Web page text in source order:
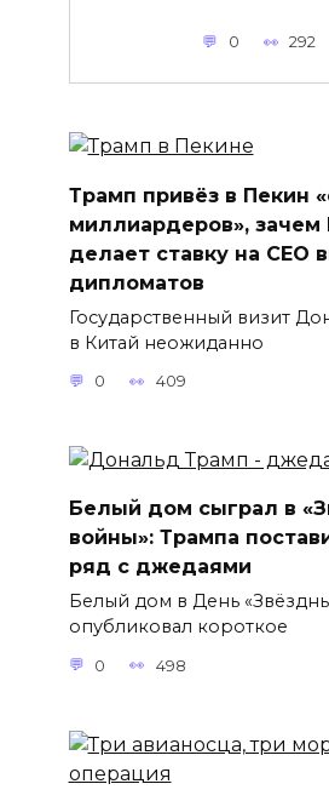
0 292
Трамп привёз в Пекин
миллиардеров»,
делает ставку на CEO
дипломатов
Государственный визит
в Китай неожиданно
0 409
Белый дом сыграл в
войны»: Трампа
ряд с джедаями
Белый дом в День
опубликовал короткое
0 498